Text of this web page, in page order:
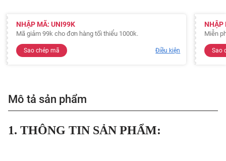
NHẬP MÃ: UNI99K
Mã giảm 99k cho đơn hàng tối thiểu 1000k.
Sao chép mã Điều kiện
NHẬP
Miễn
Sao
Mô tả sản phẩm
1. THÔNG TIN SẢN PHẨM: